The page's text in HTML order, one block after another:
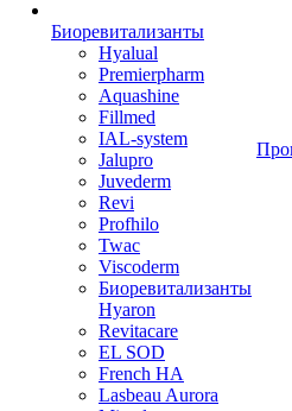
Биоревитализанты
Hyalual
Premierpharm
Aquashine
Fillmed
IAL-system
Jalupro
Juvederm
Revi
Profhilo
Twac
Viscoderm
Биоревитализанты
Hyaron
Revitacare
EL SOD
French HA
Lasbeau Aurora